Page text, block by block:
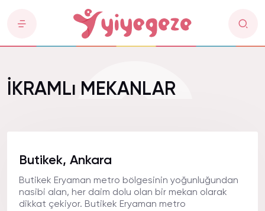
İKRAMLı MEKANLAR
Butikek, Ankara
Butikek Eryaman metro bölgesinin yoğunluğundan
nasibi alan, her daim dolu olan bir mekan olarak
dikkat çekiyor. Butikek Eryaman metro